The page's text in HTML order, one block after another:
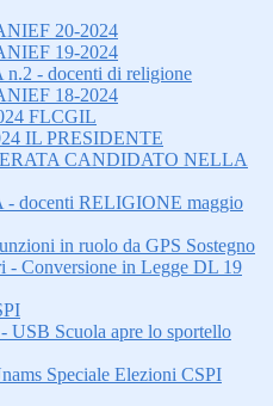
20-2024
19-2024
- docenti di religione
18-2024
FLCGIL
IL PRESIDENTE
CANDIDATO NELLA
docenti RELIGIONE maggio
in ruolo da GPS Sostegno
- Conversione in Legge DL 19
USB Scuola apre lo sportello
Speciale Elezioni CSPI